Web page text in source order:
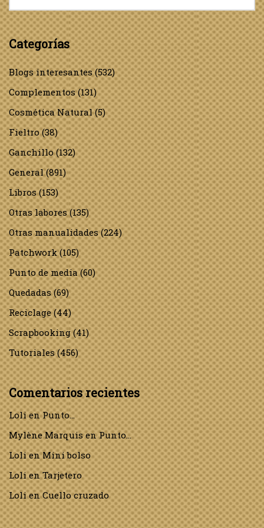
Categorías
Blogs interesantes(532)
Complementos(131)
Cosmética Natural(5)
Fieltro(38)
Ganchillo(132)
General(891)
Libros(153)
Otras labores(135)
Otras manualidades(224)
Patchwork(105)
Punto de media(60)
Quedadas(69)
Reciclage(44)
Scrapbooking(41)
Tutoriales(456)
Comentarios recientes
LolienPunto…
Mylène MarquisenPunto…
LolienMini bolso
LolienTarjetero
LolienCuello cruzado